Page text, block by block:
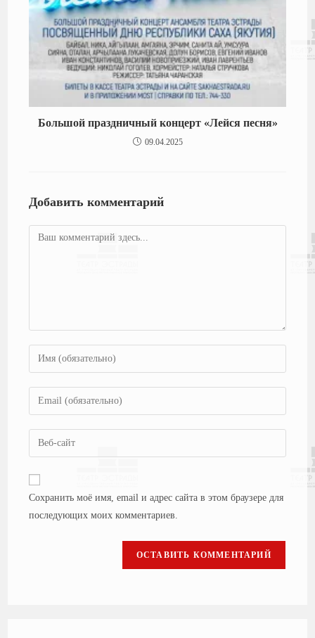
Большой праздничный концерт «Лейся песня»
09.04.2025
Добавить комментарий
Сохранить моё имя, email и адрес сайта в этом браузере для
последующих моих комментариев.